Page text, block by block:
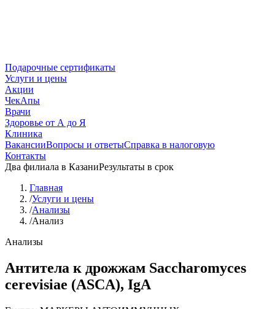
Подарочные сертификаты
Услуги и цены
Акции
ЧекАпы
Врачи
Здоровье от А до Я
Клиника
ВакансииВопросы и ответыСправка в налоговую
Контакты
Два филиала в КазаниРезультаты в срок
Главная
/Услуги и цены
/Анализы
/Анализ
Анализы
Антитела к дрожжам Sacchаromyces
cerevisiae (ASCA), IgA